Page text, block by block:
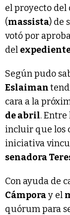
el proyecto
(massista) de
votó por
del
Según pudo
Eslaiman
cara a la
de abril. Entre
incluir que los
iniciativa
senadora
Con ayuda de
Cámporay el
quórum para